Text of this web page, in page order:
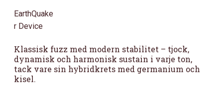
EarthQuake
r Device
Klassisk fuzz med modern stabilitet – tjock,
dynamisk och harmonisk sustain i varje ton,
tack vare sin hybridkrets med germanium och
kisel.